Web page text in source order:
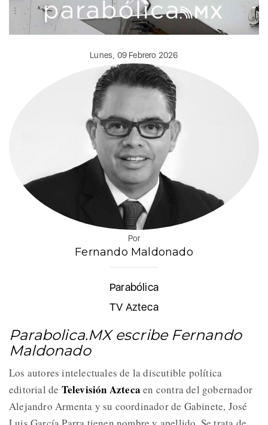
Lunes, 09 Febrero 2026
Por
Fernando Maldonado
Parabólica
TV Azteca
Parabolica.MX escribe Fernando
Maldonado
Los autores intelectuales de la discutible política
editorial de Televisión Azteca en contra del gobernador
Alejandro Armenta y su coordinador de Gabinete, José